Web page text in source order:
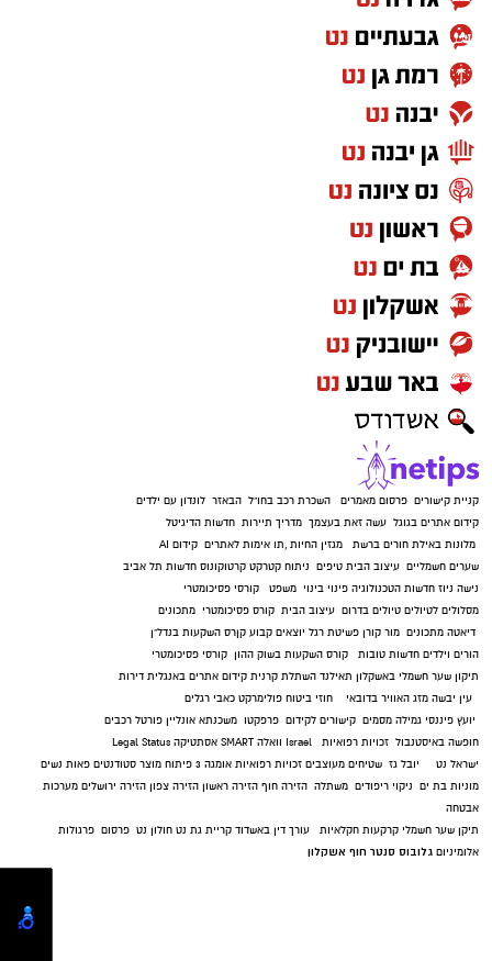
קניית קישורים פרסום מאמרים השכרת רכב בחו"ל הבאזר לונדון עם ילדים
קידום אתרים בגוגל עשה זאת בעצמך מדריך תיירות חדשות הדיגיטל
מלונות באילת חורים ברשת מגזין החיות ,תו אימות לאתרים קידום AI
שערים חשמליים עיצוב הבית טיפים ניתוח קטרקט קרטוקונוס חדשות תל אביב
נישה ניוז חדשות הטכנולוגיה פינוי בינוי משפט
קורסי פסיכומטרי
מסלולים לטיולים טיולים בדרום עיצוב הבית קורס פסיכומטרי מתכונים
דיאטה מתכונים מור קורן פשיטת רגל יוצאים קבוע קןרס השקעות בנדל"ן
הורים וילדים חדשות טובות קורס השקעות בשוק ההון קורסי פסיכומטרי
תיקון שער חשמלי באשקלון תאילנד השתלת קרנית קידום אתרים באנגלית דירות
עין יבשה מזג האוויר בדובאי חוזי ביטוח פולימרקט כאבי רגלים
יועץ פיננסי גמילה מסמים קישורים לקידום פרפקטו משכנתא אונליין פורטל רכבים
חופשה באיסטנבול זכויות רפואיות Israel וואלה SMART אסתטיקה Legal Status
ישראל נט
יובל גז שטיחים מעוצבים זכויות רפואיות אומגה 3 פיתוח מוצר סטודנטים פאות נשים
מוניות בת ים ניקוי ריפודים משתלה הזירה חוף הזירה ראשון הזירה צפון הזירה ירושלים מערכות
אבטחה
תיקן שער חשמלי קרקעות חקלאיות עורך דין באשדוד קריית גת נט חולון נט פרסום פרגולות
אלומיניום גלובוס סנטר חוף אשקלון